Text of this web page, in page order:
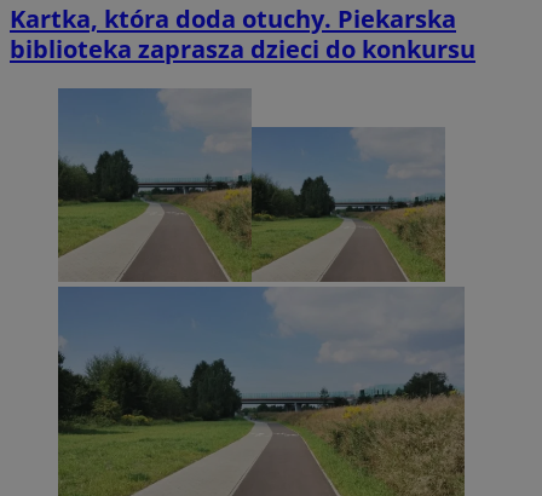
Kartka, która doda otuchy. Piekarska
biblioteka zaprasza dzieci do konkursu